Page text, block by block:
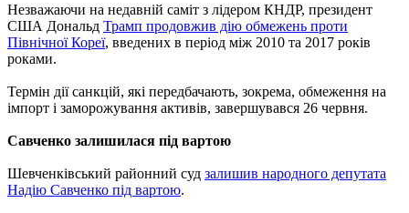
Незважаючи на недавній саміт з лідером КНДР, президент
США Дональд Трамп продовжив дію обмежень проти
Північної Кореї, введених в період між 2010 та 2017 років
роками.
Термін дії санкцій, які передбачають, зокрема, обмеження на
імпорт і заморожування активів, завершувався 26 червня.
Савченко залишилася під вартою
Шевченківський районний суд залишив народного депутата
Надію Савченко під вартою.